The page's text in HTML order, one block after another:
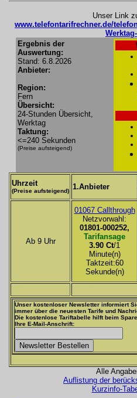
Unser Link
www.telefontarifrechner.de/
Ergebnis der
Auswertung:
Stand: 6.8.2026
Anbieter:
Region:
Fern
Übersicht:
24-Stunden Übersicht,
Werktag
Taktung:
<=240 Sekunden
(Preise aufsteigend)
Uhrzeit
(Preise aufsteigend) 1.Anbieter
Ab 9 Uhr
01067 Callthrough
Netzvorwahl:
01801-000252,
Tarifansage
3.90 Ct/1
Minute(n)
Taktzeit:60
Sekunde(n)
Unser kostenloser Newsletter informiert
immer über die neuesten Tarife und
Die kostenlose Tariftabelle hilft beim
Ihre E-Mail-Anschrift:
Alle
Auflistung der
Kurzinfo-